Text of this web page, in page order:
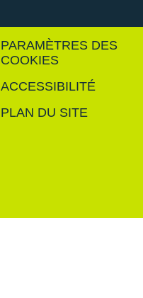
PARAMÈTRES DES
COOKIES
ACCESSIBILITÉ
PLAN DU SITE